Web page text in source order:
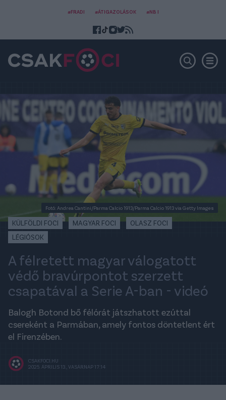
#FRADI #ÁTIGAZOLÁSOK #NB I
Fotó: Andrea Cantini/Parma Calcio 1913/Parma Calcio 1913 via Getty Images
KÜLFÖLDI FOCI MAGYAR FOCI
OLASZ FOCI
LÉGIÓSOK
A félretett magyar válogatott
védő bravúrpontot szerzett
csapatával a Serie A-ban - videó
Balogh Botond bő félórát játszhatott ezúttal
csereként a Parmában, amely fontos döntetlent ért
el Firenzében.
CSAKFOCI.HU
2025. ÁPRILIS 13., VASÁRNAP 17:14